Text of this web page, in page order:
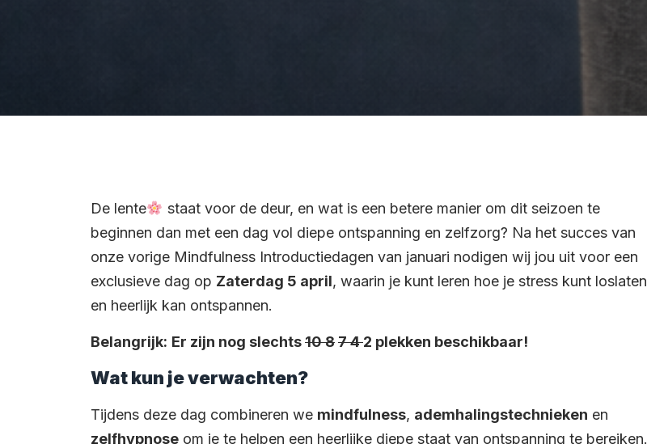
De lente
staat voor de deur, en wat is een betere manier om dit seizoen te
beginnen dan met een dag vol diepe ontspanning en zelfzorg? Na het succes van
onze vorige Mindfulness Introductiedagen van januari nodigen wij jou uit voor een
exclusieve dag op Zaterdag 5 april, waarin je kunt leren hoe je stress kunt loslaten
en heerlijk kan ontspannen.
Belangrijk: Er zijn nog slechts108742 plekken beschikbaar!
Wat kun je verwachten?
Tijdens deze dag combineren we mindfulness, ademhalingstechnieken en
zelfhypnose om je te helpen een heerlijke diepe staat van ontspanning te bereiken.